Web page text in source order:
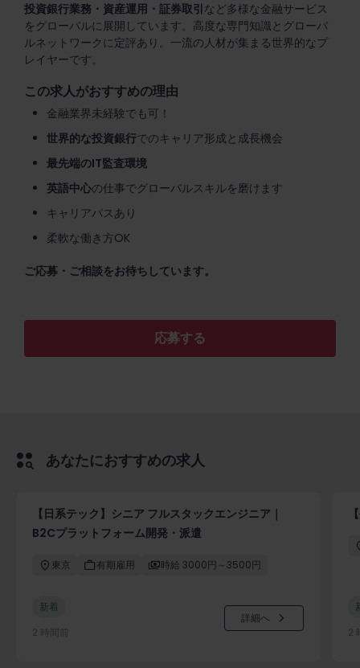
投資銀行業務・資産運用・証券取引 など多様な金融サービス
をグローバルに展開しています。高度な専門知識とグローバ
ルネットワークに定評あり。一流の人材が集まる世界的なプ
レイヤーです。
この求人がおすすめの理由
金融業界未経験でも可！
世界的な投資銀行でのキャリア形成と成長機会
最先端のIT監査環境
英語中心の仕事でグローバルスキルを磨けます
キャリアパスあり
柔軟な働き方OK
ご応募・ご相談をお待ちしています。
応募する
あなたにおすすめの求人
【日系テック】シニア フルスタックエンジニア｜
B2Cプラットフォーム開発・派遣
東京 有期雇用 時給 3000円～3500円
新着
2 時間前
詳細へ
2